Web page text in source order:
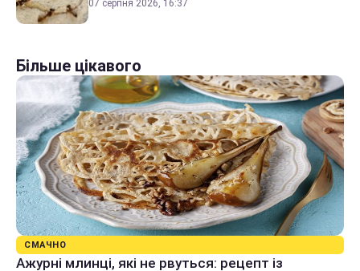
07 серпня 2026, 16:37
Більше цікавого
СМАЧНО
Ажурні млинці, які не рвуться: рецепт із